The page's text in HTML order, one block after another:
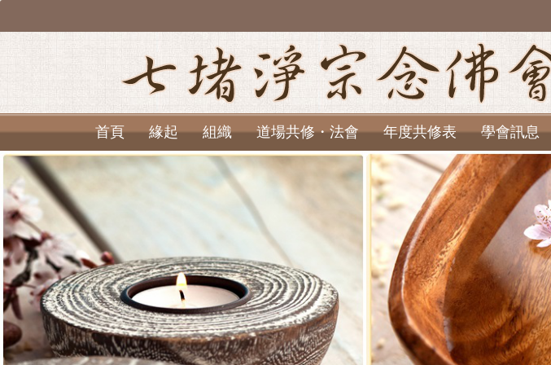
首頁 緣起 組織 道場共修・法會 年度共修表 學會訊息